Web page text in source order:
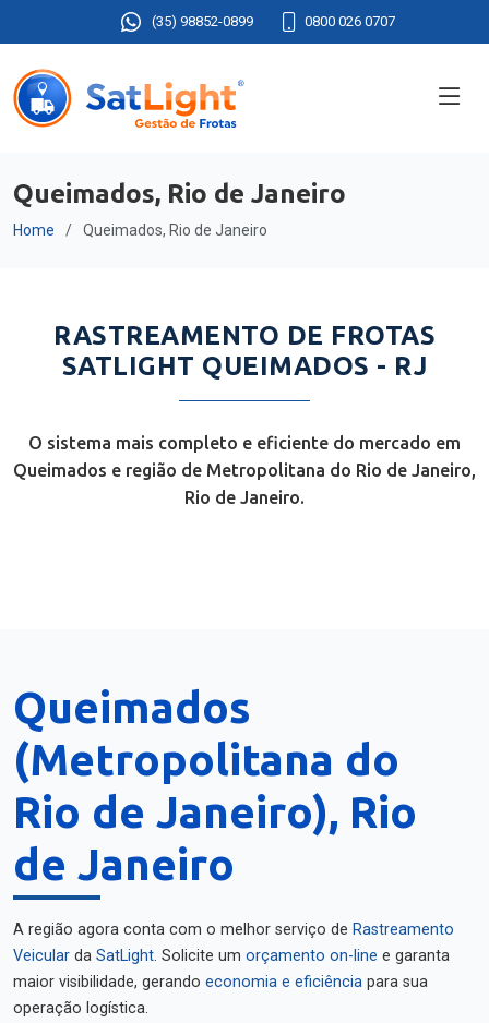
(35) 98852-0899 0800 026 0707
Queimados, Rio de Janeiro
Home Queimados, Rio de Janeiro
RASTREAMENTO DE FROTAS
SATLIGHT QUEIMADOS - RJ
O sistema mais completo e eficiente do mercado em
Queimados e região de Metropolitana do Rio de Janeiro,
Rio de Janeiro.
Queimados
(Metropolitana do
Rio de Janeiro), Rio
de Janeiro
A região agora conta com o melhor serviço de Rastreamento
Veicular da SatLight. Solicite um orçamento on-line e garanta
maior visibilidade, gerando economia e eficiência para sua
operação logística.